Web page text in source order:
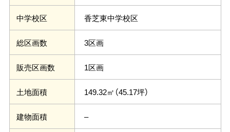
中学校区 香芝東中学校区
総区画数 3区画
販売区画数 1区画
土地面積 149.32㎡（45.17坪）
建物面積 –